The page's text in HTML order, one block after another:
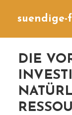
suendige-
DIE